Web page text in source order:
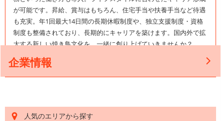
が可能です。昇給、賞与はもちろん、住宅手当や扶養手当など待遇
も充実。年1回最大14日間の長期休暇制度や、独立支援制度・資格
制度も整備されており、長期的にキャリアを築けます。国内外で拡
大する新しい焼き鳥文化を、一緒に創り上げていきませんか？
企業情報
人気のエリアから探す